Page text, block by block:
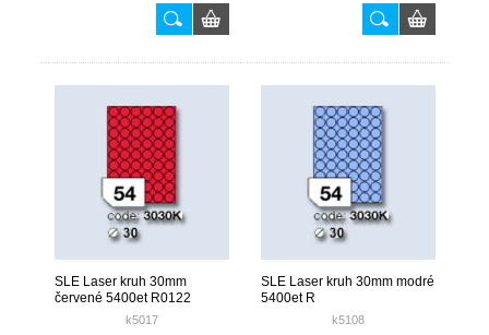
SLE Laser kruh 30mm
červené 5400et R0122
k5017
SLE Laser kruh 30mm modré
5400et R
k5108